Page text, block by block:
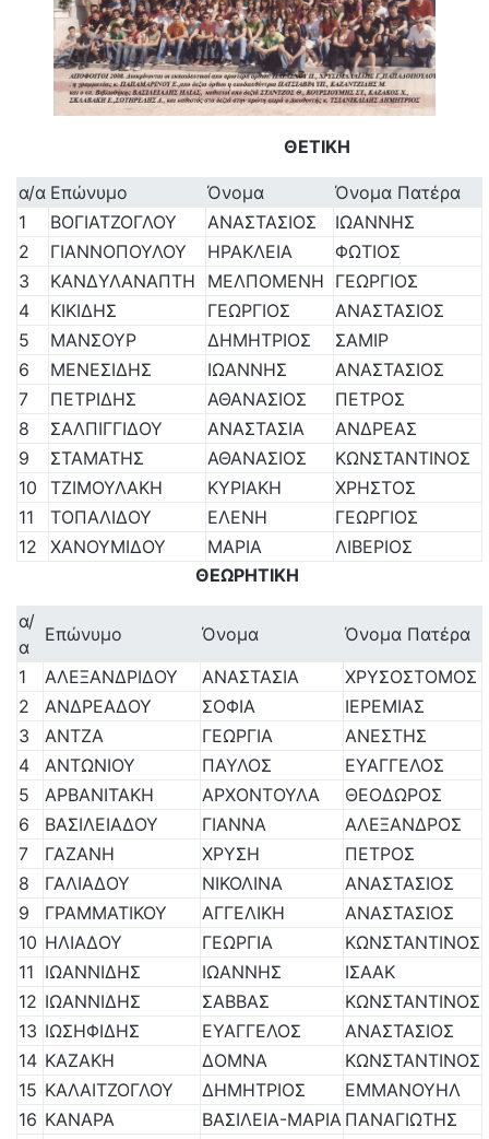
ΘΕΤΙΚΗ
α/α Επώνυμο Όνομα
Όνομα Πατέρα
1
ΒΟΓΙΑΤΖΟΓΛΟΥ ΑΝΑΣΤΑΣΙΟΣ
ΙΩΑΝΝΗΣ
2
ΓΙΑΝΝΟΠΟΥΛΟΥ ΗΡΑΚΛΕΙΑ
ΦΩΤΙΟΣ
3
ΚΑΝΔΥΛΑΝΑΠΤΗ ΜΕΛΠΟΜΕΝΗ ΓΕΩΡΓΙΟΣ
4
ΚΙΚΙΔΗΣ ΓΕΩΡΓΙΟΣ
ΑΝΑΣΤΑΣΙΟΣ
5
ΜΑΝΣΟΥΡ ΔΗΜΗΤΡΙΟΣ
ΣΑΜΙΡ
6
ΜΕΝΕΣΙΔΗΣ ΙΩΑΝΝΗΣ
ΑΝΑΣΤΑΣΙΟΣ
7
ΠΕΤΡΙΔΗΣ ΑΘΑΝΑΣΙΟΣ
ΠΕΤΡΟΣ
8
ΣΑΛΠΙΓΓΙΔΟΥ ΑΝΑΣΤΑΣΙΑ
ΑΝΔΡΕΑΣ
9
ΣΤΑΜΑΤΗΣ ΑΘΑΝΑΣΙΟΣ
ΚΩΝΣΤΑΝΤΙΝΟΣ
10
ΤΖΙΜΟΥΛΑΚΗ ΚΥΡΙΑΚΗ
ΧΡΗΣΤΟΣ
11
ΤΟΠΑΛΙΔΟΥ ΕΛΕΝΗ
ΓΕΩΡΓΙΟΣ
12
ΧΑΝΟΥΜΙΔΟΥ ΜΑΡΙΑ
ΛΙΒΕΡΙΟΣ
ΘΕΩΡΗΤΙΚΗ
α/
α
Επώνυμο Όνομα
Όνομα Πατέρα
1
ΑΛΕΞΑΝΔΡΙΔΟΥ ΑΝΑΣΤΑΣΙΑ
ΧΡΥΣΟΣΤΟΜΟΣ
2
ΑΝΔΡΕΑΔΟΥ ΣΟΦΙΑ
ΙΕΡΕΜΙΑΣ
3
ΑΝΤΖΑ ΓΕΩΡΓΙΑ
ΑΝΕΣΤΗΣ
4
ΑΝΤΩΝΙΟΥ ΠΑΥΛΟΣ
ΕΥΑΓΓΕΛΟΣ
5
ΑΡΒΑΝΙΤΑΚΗ ΑΡΧΟΝΤΟΥΛΑ
ΘΕΟΔΩΡΟΣ
6
ΒΑΣΙΛΕΙΑΔΟΥ ΓΙΑΝΝΑ
ΑΛΕΞΑΝΔΡΟΣ
7
ΓΑΖΑΝΗ ΧΡΥΣΗ
ΠΕΤΡΟΣ
8
ΓΑΛΙΑΔΟΥ ΝΙΚΟΛΙΝΑ
ΑΝΑΣΤΑΣΙΟΣ
9
ΓΡΑΜΜΑΤΙΚΟΥ ΑΓΓΕΛΙΚΗ
ΑΝΑΣΤΑΣΙΟΣ
10 ΗΛΙΑΔΟΥ ΓΕΩΡΓΙΑ
ΚΩΝΣΤΑΝΤΙΝΟΣ
11 ΙΩΑΝΝΙΔΗΣ ΙΩΑΝΝΗΣ
ΙΣΑΑΚ
12 ΙΩΑΝΝΙΔΗΣ ΣΑΒΒΑΣ
ΚΩΝΣΤΑΝΤΙΝΟΣ
13 ΙΩΣΗΦΙΔΗΣ ΕΥΑΓΓΕΛΟΣ
ΑΝΑΣΤΑΣΙΟΣ
14 ΚΑΖΑΚΗ ΔΟΜΝΑ
ΚΩΝΣΤΑΝΤΙΝΟΣ
15 ΚΑΛΑΙΤΖΟΓΛΟΥ ΔΗΜΗΤΡΙΟΣ
ΕΜΜΑΝΟΥΗΛ
16 ΚΑΝΑΡΑ ΒΑΣΙΛΕΙΑ-ΜΑΡΙΑ ΠΑΝΑΓΙΩΤΗΣ